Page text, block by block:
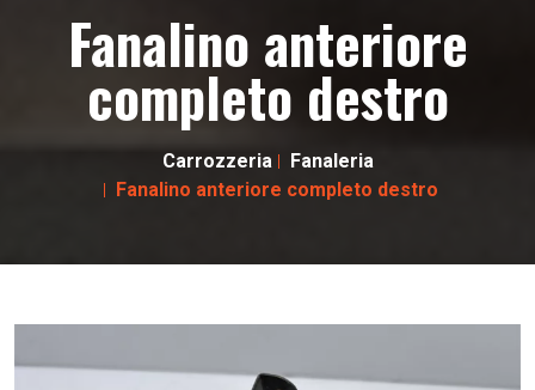
Fanalino anteriore
completo destro
Carrozzeria
Fanaleria
Fanalino anteriore completo destro